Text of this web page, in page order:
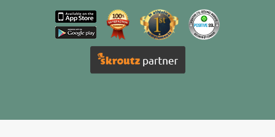
των 25 βαθμών Κελσίου.
Η συσκευασία να διατηρείται πάντα κλειστή.
Χωρίς γλουτένη, ζελατίνη, γενετικώς
τροποποιημένους οργανισμούς (GMO free), ζωικά